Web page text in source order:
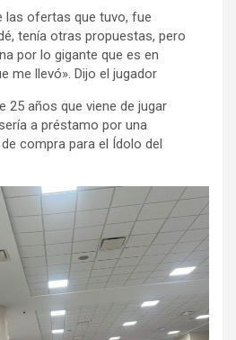
las ofertas que tuvo, fue
tenía otras propuestas, pero
por lo gigante que es en
me llevó». Dijo el jugador
25 años que viene de jugar
a préstamo por una
compra para el Ídolo del